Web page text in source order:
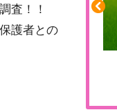
査！！
護者との
や疲れに